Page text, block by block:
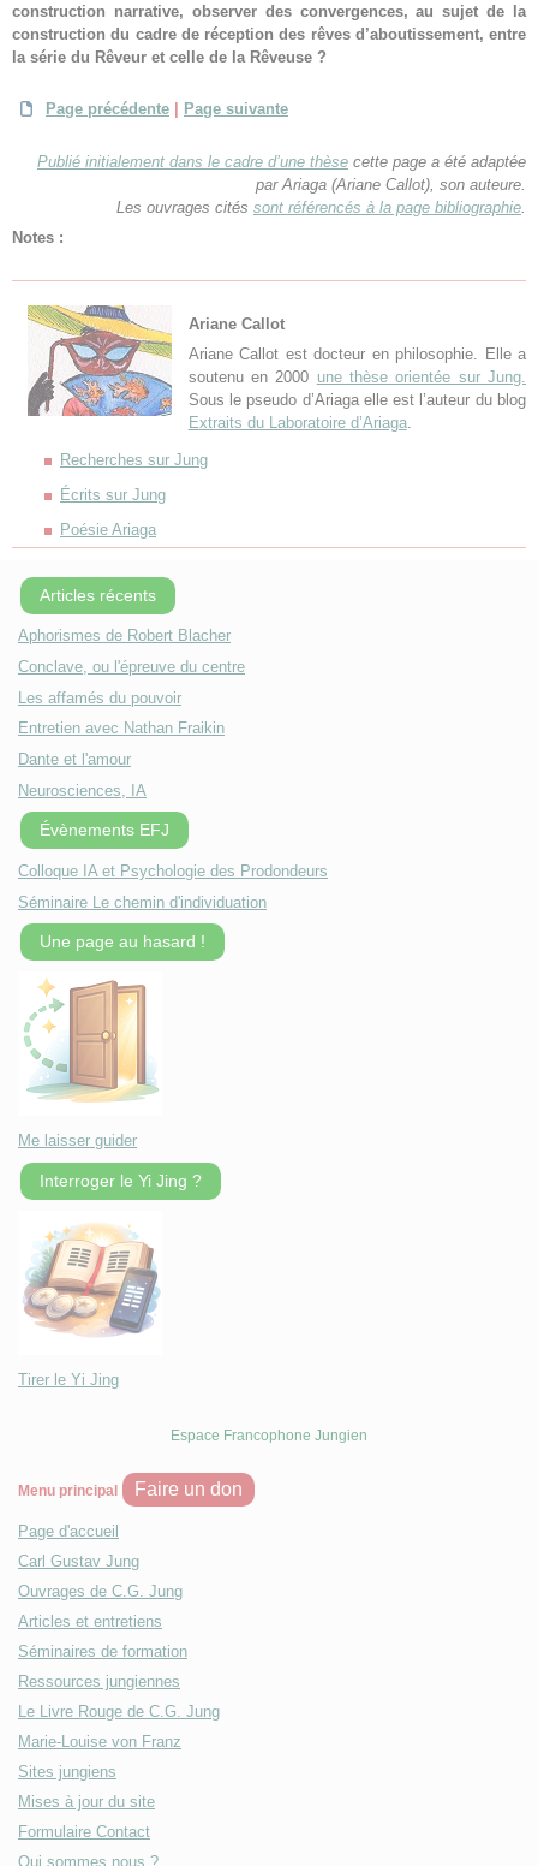
construction narrative, observer des convergences, au sujet de la
construction du cadre de réception des rêves d’aboutissement, entre
la série du Rêveur et celle de la Rêveuse ?
Page précédente | Page suivante
Publié initialement dans le cadre d’une thèse cette page a été adaptée
par Ariaga (Ariane Callot), son auteure.
Les ouvrages cités sont référencés à la page bibliographie
Notes :
Ariane Callot
Ariane Callot est docteur en philosophie. Elle a
soutenu en 2000 une thèse orientée sur Jung.
Sous le pseudo d’Ariaga elle est l’auteur du blog
Extraits du Laboratoire d’Ariaga.
Recherches sur Jung
Écrits sur Jung
Poésie Ariaga
Articles récents
Aphorismes de Robert Blacher
Conclave, ou l'épreuve du centre
Les affamés du pouvoir
Entretien avec Nathan Fraikin
Dante et l'amour
Neurosciences, IA
Évènements EFJ
Colloque IA et Psychologie des Prodondeurs
Séminaire Le chemin d'individuation
Une page au hasard !
Me laisser guider
Interroger le Yi Jing ?
Tirer le Yi Jing
Espace Francophone Jungien
Menu principal Faire un don
Page d'accueil
Carl Gustav Jung
Ouvrages de C.G. Jung
Articles et entretiens
Séminaires de formation
Ressources jungiennes
Le Livre Rouge de C.G. Jung
Marie-Louise von Franz
Sites jungiens
Mises à jour du site
Formulaire Contact
Qui sommes nous ?